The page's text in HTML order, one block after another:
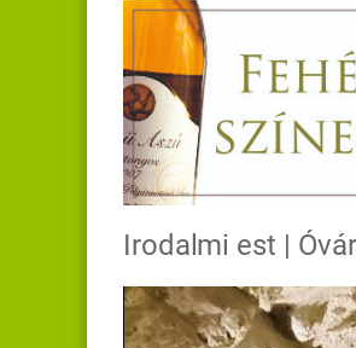
Irodalmi est |